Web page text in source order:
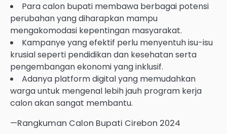
Para calon bupati membawa berbagai potensi
perubahan yang diharapkan mampu
mengakomodasi kepentingan masyarakat.
Kampanye yang efektif perlu menyentuh isu-isu
krusial seperti pendidikan dan kesehatan serta
pengembangan ekonomi yang inklusif.
Adanya platform digital yang memudahkan
warga untuk mengenal lebih jauh program kerja
calon akan sangat membantu.
—Rangkuman Calon Bupati Cirebon 2024